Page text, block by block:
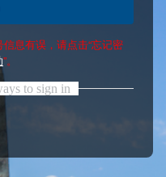
息有误，请点击“忘记密
”。
to sign in